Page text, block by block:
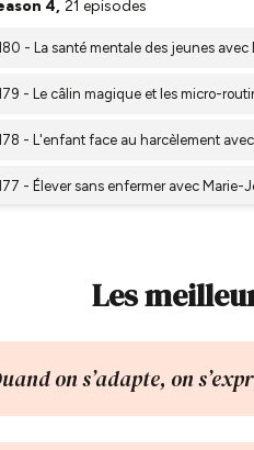
Les
on s’adapte, on